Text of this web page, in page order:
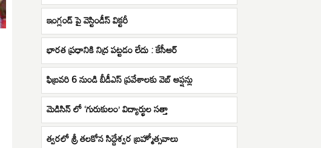
ఇంగ్లండ్ పై వెస్టిండీస్ విక్టరీ
భారత ప్రధానికి నిద్ర పట్టడం లేదు : కేసీఆర్
ఫిబ్రవరి 6 నుండి బీడీఎస్ ప్రవేశాలకు వెబ్ ఆప్షన్లు
మెడిసిన్ లో ‘గురుకులం’ విద్యార్థుల సత్తా
త్వరలో శ్రీ తలకోన సిద్దేశ్వర బ్రహ్మోత్సవాలు